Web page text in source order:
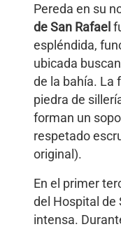
Pereda en su
de San Rafael
espléndida,
ubicada
de la bahía. La
piedra de
forman un
respetado
original).
En el primer
del Hospital de
intensa.